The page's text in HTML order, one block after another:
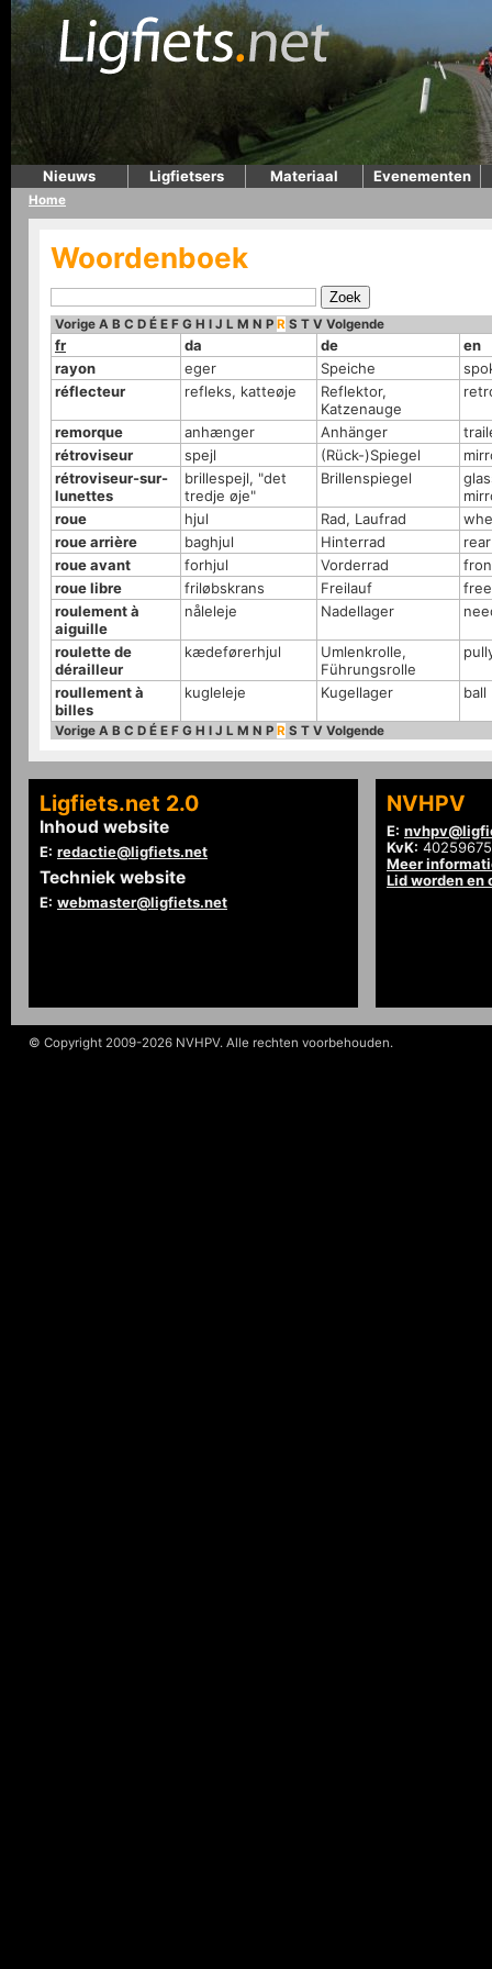
Nieuws Ligfietsers Materiaal Evenementen
Home
Woordenboek
Vorige A B C D É E F G H I J L M N P R S T V Volgende
fr da de
en
rayon
eger Speiche
réflecteur
refleks, katteøje
Reflektor,
Katzenauge
remorque anhænger Anhänger
rétroviseur
spejl (Rück-)Spiegel
rétroviseur-sur-
lunettes
brillespejl, "det
tredje øje"
Brillenspiegel
roue
hjul Rad, Laufrad
roue arrière
baghjul Hinterrad
roue avant
forhjul Vorderrad
roue libre
friløbskrans Freilauf
roulement à
aiguille
nåleleje Nadellager
roulette de
dérailleur
kædeførerhjul
Umlenkrolle,
Führungsrolle
roullement à
billes
kugleleje Kugellager ball
Vorige A B C D É E F G H I J L M N P R S T V Volgende
Ligfiets.net 2.0
Inhoud website
E: redactie@ligfiets.net
Techniek website
E: webmaster@ligfiets.net
NVHPV
E:
KvK: 40259675
Meer
Lid worden en
© Copyright 2009-2026 NVHPV. Alle rechten voorbehouden.